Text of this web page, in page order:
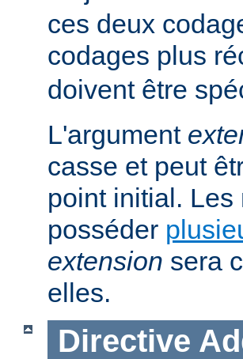
ces deux
codages plus
doivent être
L'argument
casse et peut
point initial.
posséder
extension sera
elles.
Directive